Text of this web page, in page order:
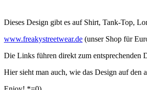
Dieses Design gibt es auf Shirt, Tank-Top,
www.freakystreetwear.de (unser Shop für
Die Links führen direkt zum entsprechenden
Hier sieht man auch, wie das Design auf den